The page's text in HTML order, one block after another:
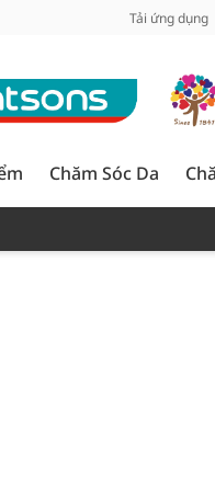
Tải ứng dụng
Chăm Sóc Da